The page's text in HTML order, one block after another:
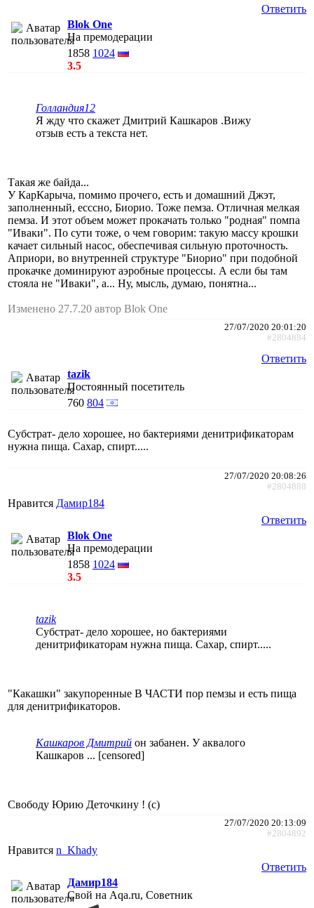
Ответить
Blok One
На премодерации
1858 1024
3.5
Голландия12
Я жду что скажет Дмитрий Кашкаров .Вижу
отзыв есть а текста нет.
Такая же байда...
У КарКарыча, помимо прочего, есть и домашний Джэт,
заполненный, есссно, Биорио. Тоже пемза. Отличная мелкая
пемза. И этот объем может прокачать только "родная" помпа
"Иваки". По сути тоже, о чем говорим: такую массу крошки
качает сильный насос, обеспечивая сильную проточность.
Априори, во внутренней структуре "Биорио" при подобной
прокачке доминируют аэробные процессы. А если бы там
стояла не "Иваки", а... Ну, мысль, думаю, понятна...
Изменено 27.7.20 автор Blok One
27/07/2020 20:01:20
#2804884
Ответить
tazik
Постоянный посетитель
760 804
Субстрат- дело хорошее, но бактериями денитрификаторам
нужна пища. Сахар, спирт.....
27/07/2020 20:08:26
#2804888
Нравится Дамир184
Ответить
Blok One
На премодерации
1858 1024
3.5
tazik
Субстрат- дело хорошее, но бактериями
денитрификаторам нужна пища. Сахар, спирт.....
"Какашки" закупоренные В ЧАСТИ пор пемзы и есть пища
для денитрификаторов.
Кашкаров Дмитрий он забанен. У аквалого
Кашкаров ... [censored]
Свободу Юрию Деточкину ! (с)
27/07/2020 20:13:09
#2804892
Нравится n_Khady
Ответить
Дамир184
Свой на Aqa.ru, Советник